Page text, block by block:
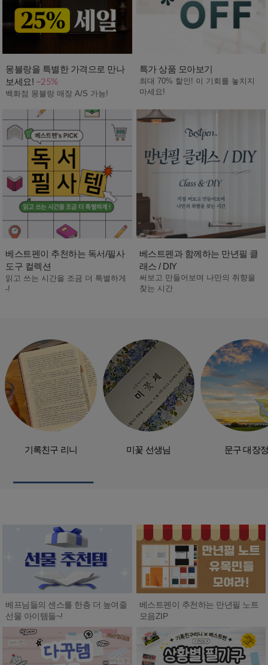
몽블랑을 특별한 가격으로 만나
보세요! ~25%
백화점 몽블랑 매장 A/S 가능!
특가 상품 모아보기
최대 70% 할인! 이 기회를 놓치지
마세요!
베스트펜이 추천하는 독서/필사
도구 컬렉션
읽고 쓰는 시간을 조금 더 특별하게
-!
베스트펜과 함께하는 만년필 클
래스 / DIY
써보고 만들어보며 나만의 취향을
찾는 시간
기록친구 리니 미꽃 선생님 문구 대장정
베프님들의 센스를 한층 더 높여줄
선물 아이템들~!
베스트펜이 추천하는 만년필 노트
모음ZIP